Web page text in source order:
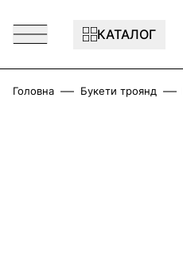
КАТАЛОГ
Головна Букети троянд